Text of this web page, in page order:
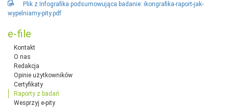
e-file
Kontakt
O nas
Redakcja
Opinie użytkowników
Certyfikaty
Raporty z badań
Wesprzyj e-pity
Plik z Infografika podsumowująca badanie: ikongrafika-raport-jak-
wypelniamy-pity.pdf